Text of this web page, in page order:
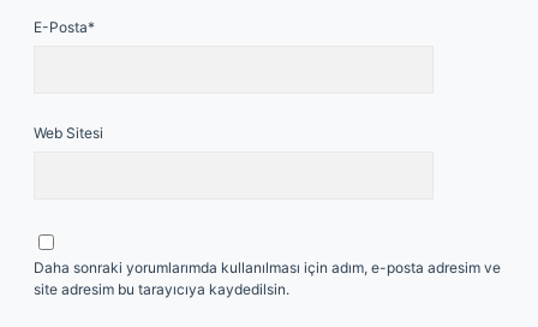
E-Posta*
Web Sitesi
Daha sonraki yorumlarımda kullanılması için adım, e-posta adresim ve
site adresim bu tarayıcıya kaydedilsin.